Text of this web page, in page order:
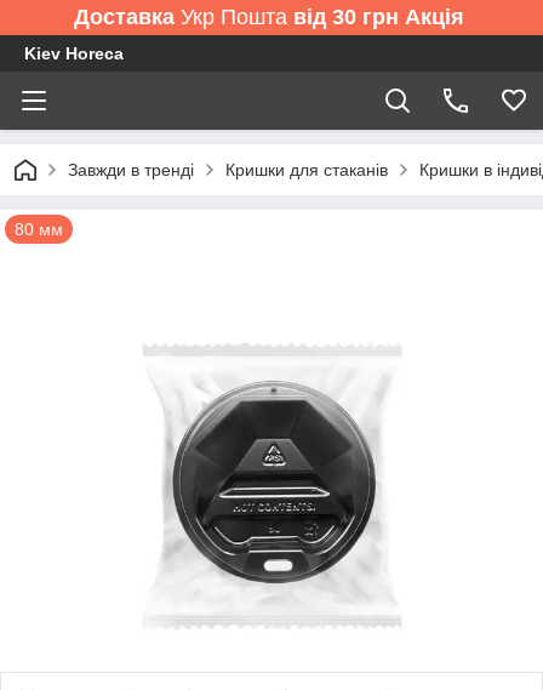
ДоставкаУкр Пошта від 30 грн Акція
Kiev Horeca
Завжди в тренді Кришки для стаканів Кришки в
80 мм